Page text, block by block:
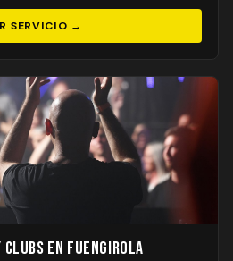
SERVICIO →
Clubs en Fuengirola